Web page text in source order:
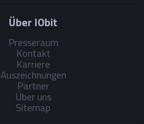
Über IObit
Presseraum
Kontakt
Karriere
Auszeichnungen
Partner
Über uns
Sitemap